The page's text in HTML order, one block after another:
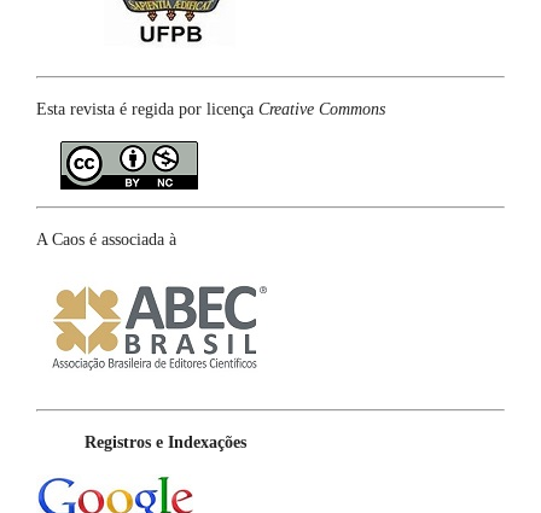
Esta revista é regida por licença Creative Commons
A Caos é associada à
Registros e Indexações